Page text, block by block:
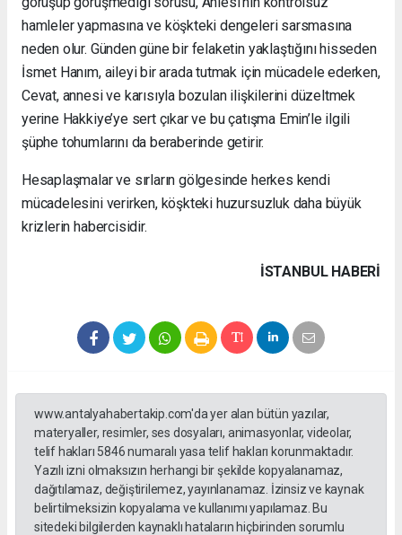
hamleler yapmasına ve köşkteki dengeleri sarsmasına
neden olur. Günden güne bir felaketin yaklaştığını hisseden
İsmet Hanım, aileyi bir arada tutmak için mücadele ederken,
Cevat, annesi ve karısıyla bozulan ilişkilerini düzeltmek
yerine Hakkiye’ye sert çıkar ve bu çatışma Emin’le ilgili
şüphe tohumlarını da beraberinde getirir.
Hesaplaşmalar ve sırların gölgesinde herkes kendi
mücadelesini verirken, köşkteki huzursuzluk daha büyük
krizlerin habercisidir.
İSTANBUL HABERİ
www.antalyahabertakip.com'da yer alan bütün yazılar,
materyaller, resimler, ses dosyaları, animasyonlar, videolar,
telif hakları 5846 numaralı yasa telif hakları korunmaktadır.
Yazılı izni olmaksızın herhangi bir şekilde kopyalanamaz,
dağıtılamaz, değiştirilemez, yayınlanamaz. İzinsiz ve kaynak
belirtilmeksizin kopyalama ve kullanımı yapılamaz. Bu
sitedeki bilgilerden kaynaklı hataların hiçbirinden sorumlu